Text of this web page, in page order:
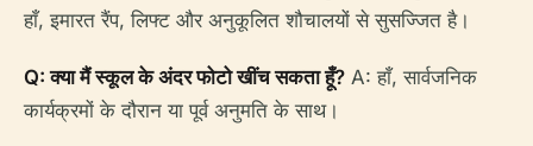
हाँ, इमारत रैंप, लिफ्ट और अनुकूलित शौचालयों से सुसज्जित है।
Q: क्या मैं स्कूल के अंदर फोटो खींच सकता हूँ? A: हाँ, सार्वजनिक
कार्यक्रमों के दौरान या पूर्व अनुमति के साथ।